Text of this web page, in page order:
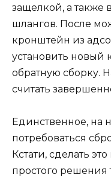
защелкой, а также
шлангов. После
кронштейн из
установить новый
обратную сборку.
считать
Единственное, на
потребоваться
Кстати, сделать
простого решения